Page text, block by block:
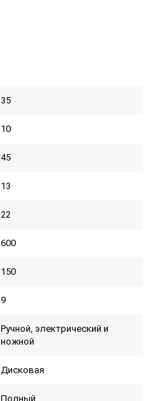
35
10
45
13
22
600
150
9
Ручной, электрический и
ножной
Дисковая
Полный